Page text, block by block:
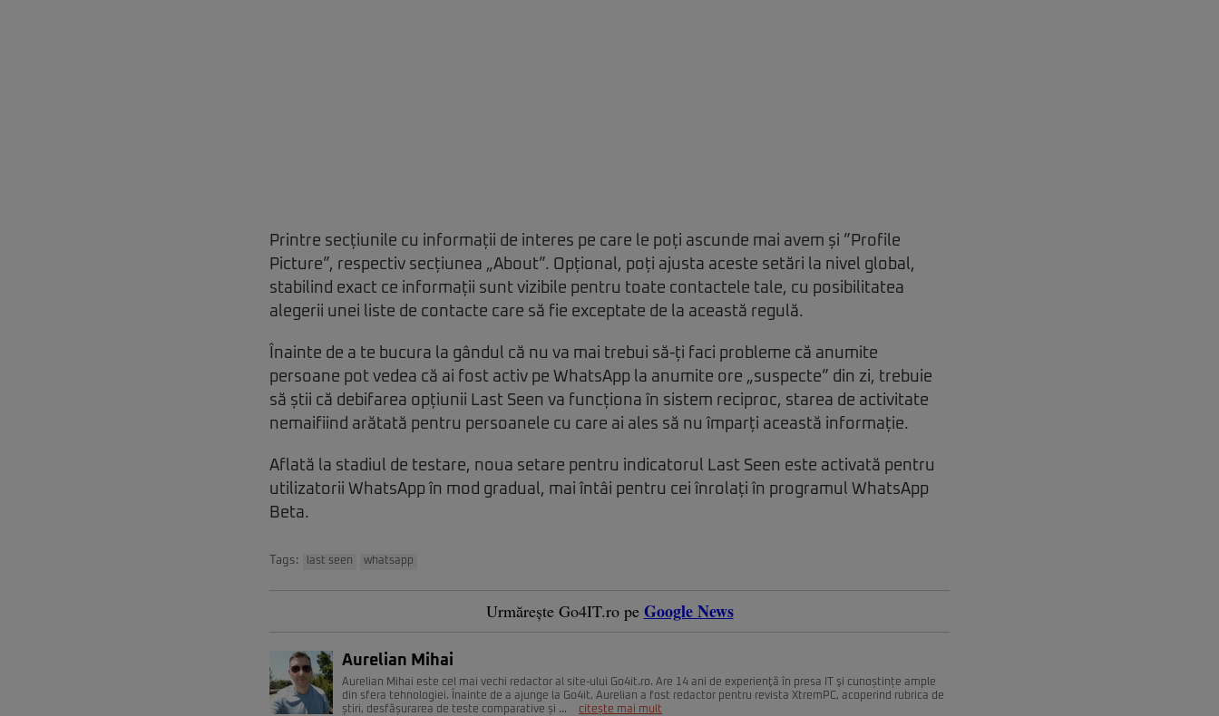
Printre secțiunile cu informații de interes pe care le poți ascunde mai avem și ”Profile
Picture”, respectiv secțiunea „About”. Opțional, poți ajusta aceste setări la nivel global,
stabilind exact ce informații sunt vizibile pentru toate contactele tale, cu posibilitatea
alegerii unei liste de contacte care să fie exceptate de la această regulă.
Înainte de a te bucura la gândul că nu va mai trebui să-ți faci probleme că anumite
persoane pot vedea că ai fost activ pe WhatsApp la anumite ore „suspecte” din zi, trebuie
să știi că debifarea opțiunii Last Seen va funcționa în sistem reciproc, starea de activitate
nemaifiind arătată pentru persoanele cu care ai ales să nu împarți această informație.
Aflată la stadiul de testare, noua setare pentru indicatorul Last Seen este activată pentru
utilizatorii WhatsApp în mod gradual, mai întâi pentru cei înrolați în programul WhatsApp
Beta.
Tags: last seen whatsapp
Urmărește Go4IT.ro pe Google News
Aurelian Mihai
Aurelian Mihai este cel mai vechi redactor al site-ului Go4it.ro. Are 14 ani de experienţă în presa IT şi cunoștințe ample
din sfera tehnologiei. Înainte de a ajunge la Go4it, Aurelian a fost redactor pentru revista XtremPC, acoperind rubrica de
știri, desfășurarea de teste comparative și ...
citește mai mult